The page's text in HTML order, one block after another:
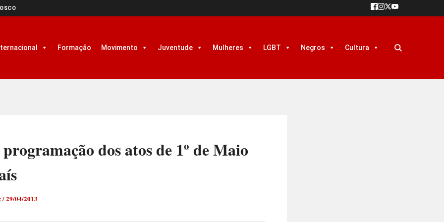
Formação Movimento Juventude Mulheres LGBT Negros Cultura
dos atos de 1º de Maio
/29/04/2013